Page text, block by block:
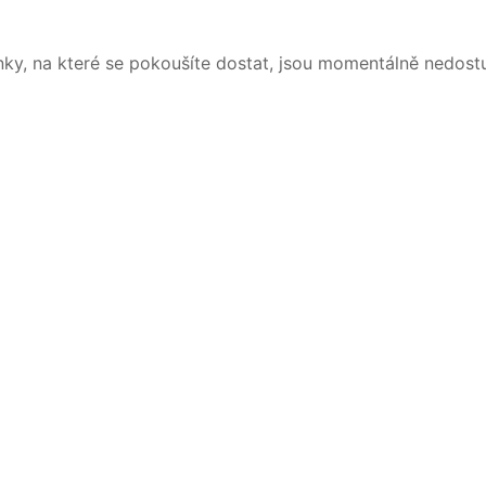
na které se pokoušíte dostat, jsou momentálně